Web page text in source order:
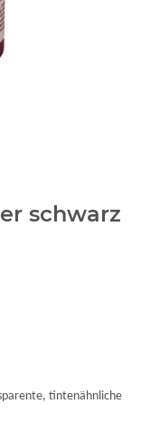
schwarz
tintenähnliche